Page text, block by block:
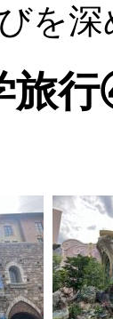
を
旅